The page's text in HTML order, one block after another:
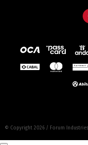
© Copyright 2026 / Forum